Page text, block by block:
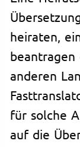
heiraten,
beantragen
anderen
für solche
auf die